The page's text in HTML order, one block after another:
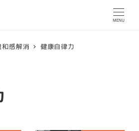
MENU
感解消 健康自律力